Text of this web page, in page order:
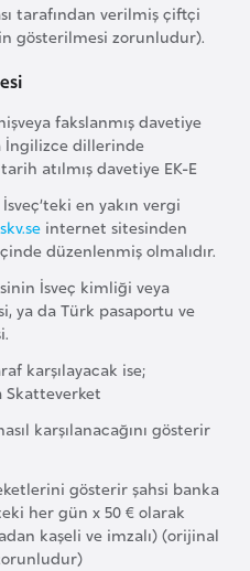
tarafından verilmiş çiftçi
gösterilmesi zorunludur).
fakslanmış davetiye
İngilizce dillerinde
atılmış davetiye EK-E
en yakın vergi
internet sitesinden
düzenlenmiş olmalıdır.
İsveç kimliği veya
ya da Türk pasaportu ve
karşılayacak ise;
Skatteverket
karşılanacağını gösterir
gösterir şahsi banka
her gün x 50 € olarak
kaşeli ve imzalı) (orijinal